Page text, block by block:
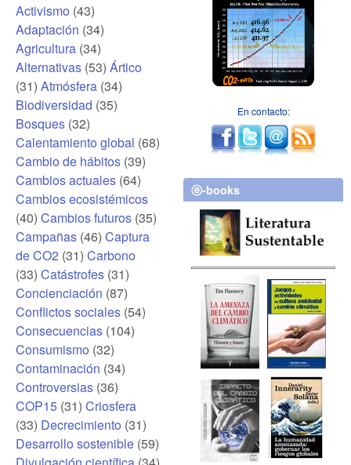
Activismo (43)
Adaptación (34)
Agricultura (34)
Alternativas (53) Ártico
(31) Atmósfera (34)
Biodiversidad (35)
Bosques (32)
Calentamiento global (68)
Cambio de hábitos (39)
Cambios actuales (64)
Cambios ecosistémicos
(40) Cambios futuros (35)
Campañas (46) Captura
de CO2 (31) Carbono
(33) Catástrofes (31)
Concienciación (87)
Conflictos sociales (54)
Consecuencias (104)
Consumismo (32)
Contaminación (34)
Controversias (36)
COP15 (31) Criosfera
(33) Decrecimiento (31)
Desarrollo sostenible (59)
En contacto:
ⓔ-books